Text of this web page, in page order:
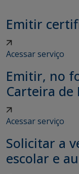
Emitir
Acessar serviço
Emitir, no
Carteira de
Acessar serviço
Solicitar a
escolar e